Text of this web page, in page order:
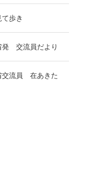
歩き
発 交流員だより
交流員 在あきた